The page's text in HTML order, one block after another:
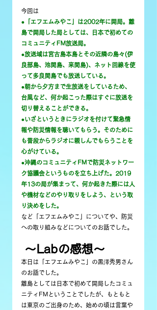
今回は
●「エフエムみやこ」は2002年に開局。離
島で開局した局としては、日本で初めての
コミュニティFM放送局。
●放送域は宮古島本島とその近隣の島々(伊
良部島、池間島、来間島)、ネット回線を使
って多良間島でも放送している。
●朝から夕方まで生放送をしているため、
台風など、何か起こった際はすぐに放送を
切り替えることができる。
●いざというときにラジオを付けて緊急情
報や防災情報を聴いてもらう。そのために
も普段からラジオに親しんでもらうことを
心がけている。
●沖縄のコミュニティFMで防災ネットワー
ク協議会というものを立ち上げた。2019
年13の局が集まって、何か起きた際には人
や機材などのやり取りをしよう、という取
り決めをした。
など「エフエムみやこ」についてや、防災
への取り組みなどについてのお話でした。
〜Labの感想〜
本日は「エフエムみやこ」の黒澤秀男さん
のお話でした。
離島としては日本で初めて開局したコミュ
ニティFMということでしたが、もともと
は東京のご出身のため、始めの頃は言葉や